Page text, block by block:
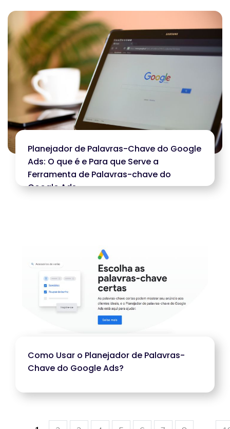
Planejador de Palavras-Chave do Google
Ads: O que é e Para que Serve a
Ferramenta de Palavras-chave do
Google Ads
Como Usar o Planejador de Palavras-
Chave do Google Ads?